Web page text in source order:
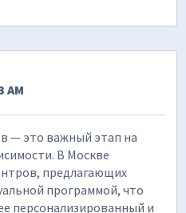
AM
— это важный этап на
В Москве
предлагающих
программой, что
персонализированный и